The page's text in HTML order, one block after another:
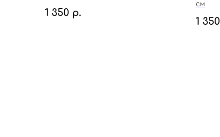
1 350 р.
см
1 350